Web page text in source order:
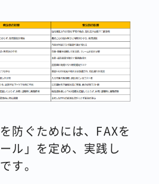
防ぐためには、FAXを
ル」を定め、実践し
す。